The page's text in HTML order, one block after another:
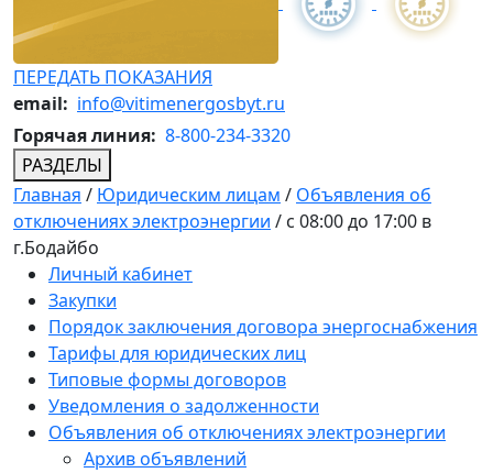
ПЕРЕДАТЬ ПОКАЗАНИЯ
email: info@vitimenergosbyt.ru
Горячая линия: 8-800-234-3320
РАЗДЕЛЫ
Главная / Юридическим лицам / Объявления об
отключениях электроэнергии / с 08:00 до 17:00 в
г.Бодайбо
Личный кабинет
Закупки
Порядок заключения договора энергоснабжения
Тарифы для юридических лиц
Типовые формы договоров
Уведомления о задолженности
Объявления об отключениях электроэнергии
Архив объявлений